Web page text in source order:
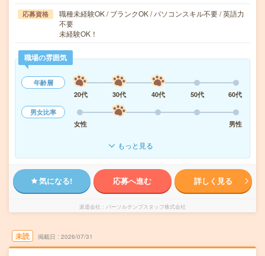
応募資格
職種未経験OK / ブランクOK / パソコンスキル不要 / 英語力
不要
未経験OK！
職場の雰囲気
年齢層
20代
30代 40代 50代
60代
男女比率
女性
男性
もっと見る
気になる! 応募へ進む 詳しく見る
派遣会社 パーソルテンプスタッフ株式会社
未読 掲載日 2026/07/31